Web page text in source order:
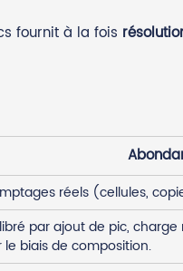
fournit à la fois
réels (cellules,
par ajout de pic,
le biais de composition.